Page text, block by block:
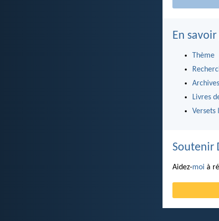
En
Thème
Archives
Livres
Versets
Soutenir
Aidez-moi à